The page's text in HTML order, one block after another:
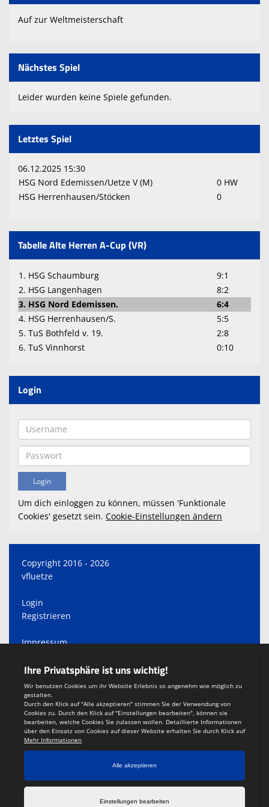
Auf zur Weltmeisterschaft
Nächstes Spiel
Leider wurden keine Spiele gefunden.
Letztes Spiel
06.12.2025 15:30
HSG Nord Edemissen/Uetze V (M)
0 HW
HSG Herrenhausen/Stöcken
0
Tabelle Alte Herren A-Cup (VR)
1. HSG Schaumburg
9:1
2. HSG Langenhagen
8:2
3. HSG Nord Edemissen.
6:4
4. HSG Herrenhausen/S.
5:5
5. TuS Bothfeld v. 19.
2:8
6. TuS Vinnhorst
0:10
Login
Um dich einloggen zu können, müssen 'Funktionale
Cookies' gesetzt sein. Cookie-Einstellungen ändern
Copyright 2016 - 2026
vfluetze
Login
Registrieren
Impressum
Teamsports 2
Dein Sportverein online